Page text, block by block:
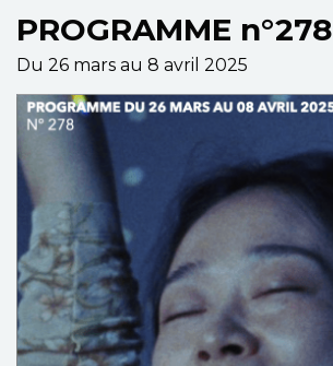
PROGRAMME n°278
Du 26 mars au 8 avril 2025